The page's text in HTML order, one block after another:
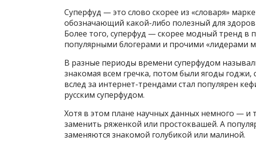
Суперфуд — это слово скорее из «словаря»
обозначающий какой-либо полезный для
Более того, суперфуд — скорее модный тренд в
популярными блогерами и прочими «лидерами
В разные периоды времени суперфудом
знакомая всем гречка, потом были ягоды годжи,
вслед за интернет-трендами стал популярен
русским суперфудом.
Хотя в этом плане научных данных немного —
заменить ряженкой или простоквашей. А
заменяются знакомой голубикой или малиной.